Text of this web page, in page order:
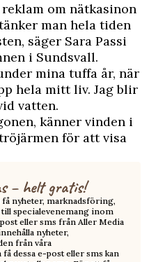
om nätkasinon
man hela tiden
säger Sara Passi
i Sundsvall.
mina tuffa år, när
hela mitt liv. Jag blir
vatten.
känner vinden i
för att visa
– helt gratis!
få nyheter, marknadsföring,
specialevenemang inom
eller sms från Aller Media
nyheter,
från våra
dessa e-post eller sms kan